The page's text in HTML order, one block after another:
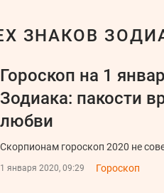
ЗНАКОВ
Гороскоп на 1
Зодиака: пакости
любви
Скорпионам гороскоп 2020 не
1 января 2020, 09:29 Гороскоп